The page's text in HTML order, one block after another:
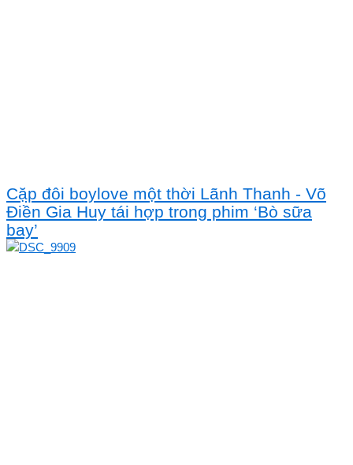
Cặp đôi boylove một thời Lãnh Thanh - Võ
Điền Gia Huy tái hợp trong phim ‘Bò sữa
bay’